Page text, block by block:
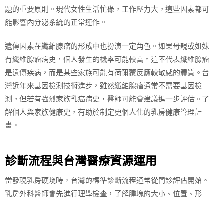
題的重要原則。現代女性生活忙碌，工作壓力大，這些因素都可
能影響內分泌系統的正常運作。
遺傳因素在纖維腺瘤的形成中也扮演一定角色。如果母親或姐妹
有纖維腺瘤病史，個人發生的機率可能較高。這不代表纖維腺瘤
是遺傳疾病，而是某些家族可能有荷爾蒙反應較敏感的體質。台
灣近年來基因檢測技術進步，雖然纖維腺瘤通常不需要基因檢
測，但若有強烈家族乳癌病史，醫師可能會建議進一步評估。了
解個人與家族健康史，有助於制定更個人化的乳房健康管理計
畫。
診斷流程與台灣醫療資源運用
當發現乳房硬塊時，台灣的標準診斷流程通常從門診評估開始。
乳房外科醫師會先進行理學檢查，了解腫塊的大小、位置、形